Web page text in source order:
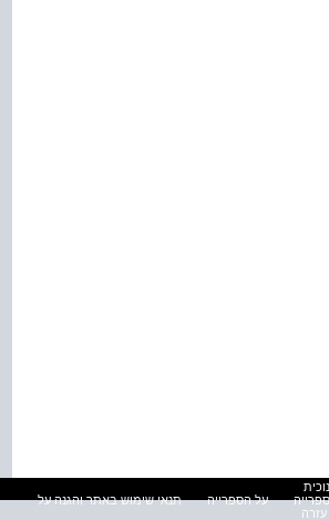
על הספרייה
תנאי שימוש באתר והגנה על
עזרה